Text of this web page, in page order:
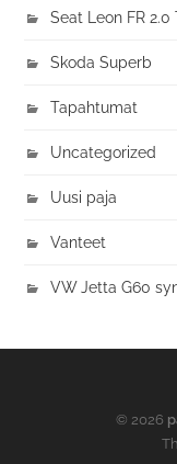
Seat Leon FR 2.0
Skoda Superb
Tapahtumat
Uncategorized
Uusi paja
Vanteet
VW Jetta G60
© 2026